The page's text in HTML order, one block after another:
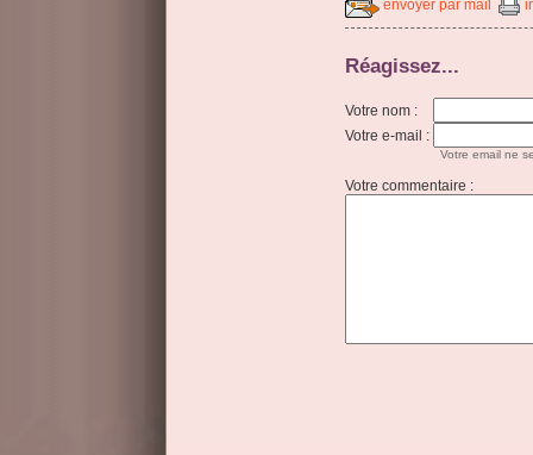
envoyer par mail
Réagissez...
Votre nom :
Votre e-mail :
Votre email ne
Votre commentaire :